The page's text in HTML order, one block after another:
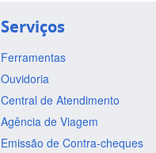
Serviços
Ferramentas
Ouvidoria
Central de Atendimento
Agência de Viagem
Emissão de Contra-cheques